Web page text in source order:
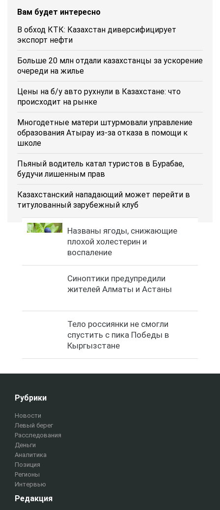
Вам будет интересно
В обход КТК: Казахстан диверсифицирует
экспорт нефти
Больше 20 млн отдали казахстанцы за ускорение
очереди на жилье
Цены на б/у авто рухнули в Казахстане: что
происходит на рынке
Многодетные матери штурмовали управление
образования Атырау из-за отказа в помощи к
школе
Пьяный водитель катал туристов в Бурабае,
будучи лишенным прав
Казахстанский нападающий может перейти в
титулованный зарубежный клуб
Названы ягоды, снижающие
плохой холестерин и
воспаление
Синоптики предупредили
жителей Алматы и Астаны
Тело россиянки не смогли
спустить с пика Победы в
Кыргызстане
Рубрики
Новости
Левый берег
Расследования
Деньги
Аналитика
Позиция
Регионы
Интервью
Редакция